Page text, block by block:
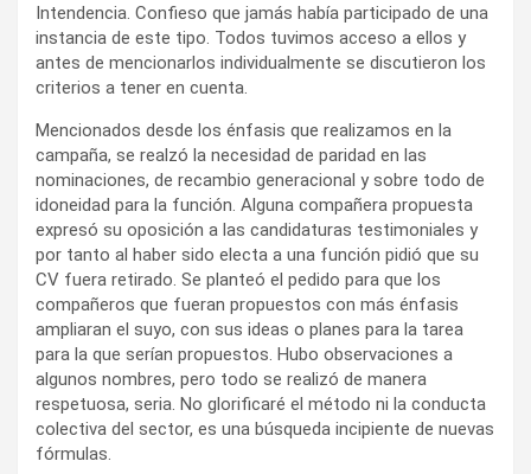
Intendencia. Confieso que jamás había participado de una
instancia de este tipo. Todos tuvimos acceso a ellos y
antes de mencionarlos individualmente se discutieron los
criterios a tener en cuenta.
Mencionados desde los énfasis que realizamos en la
campaña, se realzó la necesidad de paridad en las
nominaciones, de recambio generacional y sobre todo de
idoneidad para la función. Alguna compañera propuesta
expresó su oposición a las candidaturas testimoniales y
por tanto al haber sido electa a una función pidió que su
CV fuera retirado. Se planteó el pedido para que los
compañeros que fueran propuestos con más énfasis
ampliaran el suyo, con sus ideas o planes para la tarea
para la que serían propuestos. Hubo observaciones a
algunos nombres, pero todo se realizó de manera
respetuosa, seria. No glorificaré el método ni la conducta
colectiva del sector, es una búsqueda incipiente de nuevas
fórmulas.